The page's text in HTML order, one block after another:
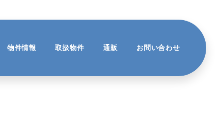
物件情報 取扱物件 通販 お問い合わせ